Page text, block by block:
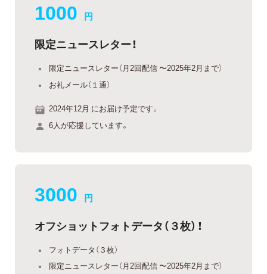
1000 円
限定ニュースレター！
限定ニュースレター（月2回配信 〜2025年2月まで）
お礼メール（１通）
2024年12月 にお届け予定です。
6人が応援しています。
3000 円
オフショットフォトデータ（３枚）！
フォトデータ（３枚）
限定ニュースレター（月2回配信 〜2025年2月まで）